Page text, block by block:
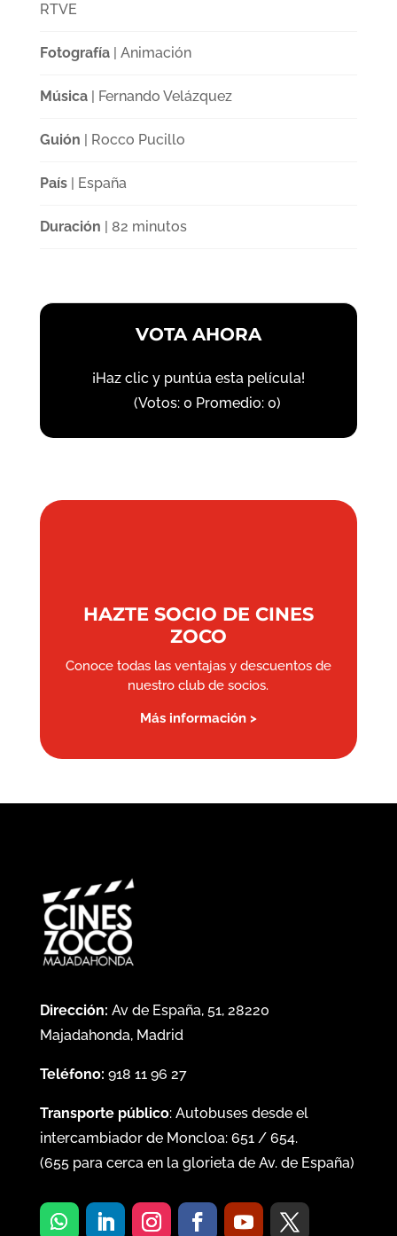
RTVE
Fotografía| Animación
Música| Fernando Velázquez
Guión | Rocco Pucillo
País| España
Duración | 82 minutos
VOTA AHORA
¡Haz clic y puntúa esta película!
(Votos: 0 Promedio: 0)
HAZTE SOCIO DE CINES
ZOCO
Conoce todas las ventajas y descuentos de
nuestro club de socios.
Más información >
Dirección: Av de España, 51, 28220
Majadahonda, Madrid
Teléfono: 918 11 96 27
Transporte público: Autobuses desde el
intercambiador de Moncloa: 651/ 654.
(655para cerca en la glorieta de Av. de España)